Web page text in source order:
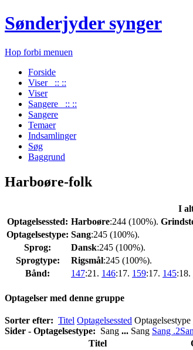
Sønderjyder synger
Hop forbi menuen
Forside
Viser :: ::
Viser
Sangere :: ::
Sangere
Temaer
Indsamlinger
Søg
Baggrund
Harboøre-folk
I
Optagelsessted: Harboøre:244 (100%).
Optagelsestype: Sang:245 (100%).
Sprog:
Dansk:245 (100%).
Sprogtype:
Rigsmål:245 (100%).
Bånd:
147:21. 146:17. 159:17. 145:18.
Optagelser med denne gruppe
Sorter efter: Titel Optagelsessted Optagelsestype
Sider - Optagelsestype: Sang ... Sang Sang .2
Titel